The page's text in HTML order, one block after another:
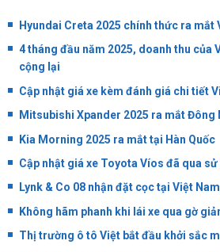
Hyundai Creta 2025 chính thức ra mắt
4 tháng đầu năm 2025, doanh thu của
cộng lại
Cập nhật giá xe kèm đánh giá chi tiết
Mitsubishi Xpander 2025 ra mắt Đông
Kia Morning 2025 ra mắt tại Hàn Quốc
Cập nhật giá xe Toyota Víos đã qua
Lynk & Co 08 nhận đặt cọc tại Việt Nam
Không hãm phanh khi lái xe qua gờ
Thị trường ô tô Việt bắt đầu khởi sắc